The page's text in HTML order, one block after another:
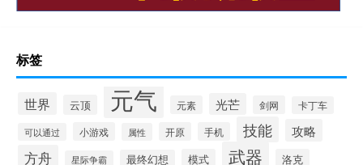
标签
世界 云顶 元气 元素 光芒 剑网 卡丁车
可以通过 小游戏 属性 开原 手机 技能 攻略
方舟 星际争霸 最终幻想 模式 武器 洛克